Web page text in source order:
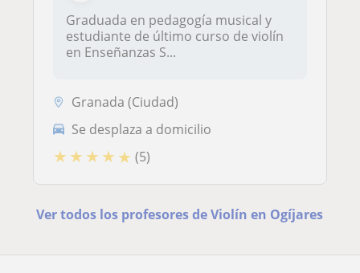
Graduada en pedagogía musical y
estudiante de último curso de violín
en Enseñanzas S...
Granada (Ciudad)
Se desplaza a domicilio
★ ★ ★ ★ ★ (5)
Ver todos los profesores de Violín en Ogíjares